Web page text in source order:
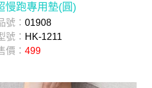
慢跑專用墊(圓)
號： 01908
號： HK-1211
價： 499